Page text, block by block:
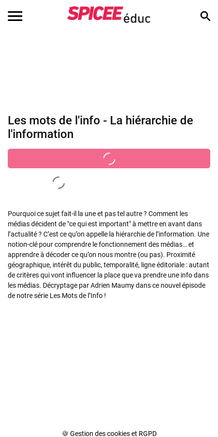
Les mots de l'info - La hiérarchie de
l'information
Pourquoi ce sujet fait-il la une et pas tel autre ? Comment les
médias décident de "ce qui est important" à mettre en avant dans
l’actualité ? C’est ce qu’on appelle la hiérarchie de l’information. Une
notion-clé pour comprendre le fonctionnement des médias… et
apprendre à décoder ce qu’on nous montre (ou pas). Proximité
géographique, intérêt du public, temporalité, ligne éditoriale : autant
de critères qui vont influencer la place que va prendre une info dans
les médias. Décryptage par Adrien Maumy dans ce nouvel épisode
de notre série Les Mots de l’Info !
🍪 Gestion des cookies et RGPD